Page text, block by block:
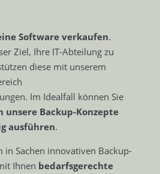
Software verkaufen.
Ziel, Ihre IT-Abteilung zu
diese mit unserem
Im Idealfall können Sie
unsere Backup-Konzepte
ausführen.
in Sachen innovativen Backup-
Ihnen bedarfsgerechte